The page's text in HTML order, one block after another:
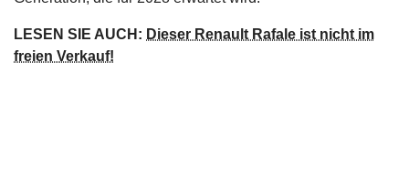
LESEN SIE AUCH: Dieser Renault Rafale ist nicht im
freien Verkauf!